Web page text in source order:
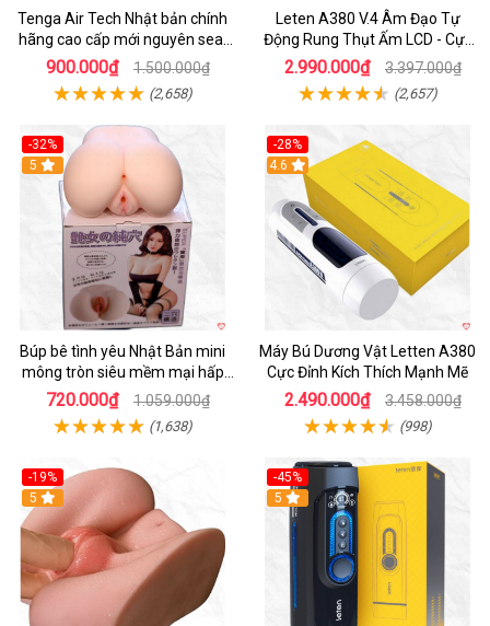
Tenga Air Tech Nhật bản chính
hãng cao cấp mới nguyên seal
giá tốt
900.000₫ 1.500.000₫
(2,658)
Leten A380 V.4 Âm Đạo Tự
Động Rung Thụt Ấm LCD - Cực
Phê
2.990.000₫ 3.397.000₫
(2,657)
-32%
Hot
5
Búp bê tình yêu Nhật Bản mini
mông tròn siêu mềm mại hấp
dẫn
720.000₫ 1.059.000₫
(1,638)
-28%
Hot
4.6
Máy Bú Dương Vật Letten A380
Cực Đỉnh Kích Thích Mạnh Mẽ
2.490.000₫ 3.458.000₫
(998)
-19%
Hot
5
-45%
Hot
5